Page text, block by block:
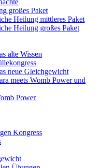
großes Paket
Heilung mittleres Paket
Heilung großes Paket
alte Wissen
neue Gleichgewicht
meets Womb Power und
Power
Kongress